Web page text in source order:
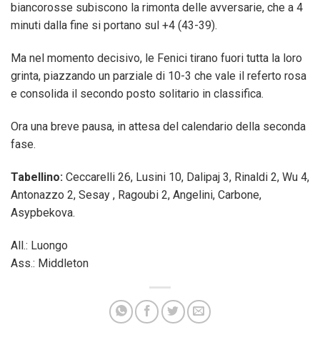
biancorosse subiscono la rimonta delle avversarie, che a 4
minuti dalla fine si portano sul +4 (43-39).
Ma nel momento decisivo, le Fenici tirano fuori tutta la loro
grinta, piazzando un parziale di 10-3 che vale il referto rosa
e consolida il secondo posto solitario in classifica.
Ora una breve pausa, in attesa del calendario della seconda
fase.
Tabellino: Ceccarelli 26, Lusini 10, Dalipaj 3, Rinaldi 2, Wu 4,
Antonazzo 2, Sesay , Ragoubi 2, Angelini, Carbone,
Asypbekova.
All.: Luongo
Ass.: Middleton